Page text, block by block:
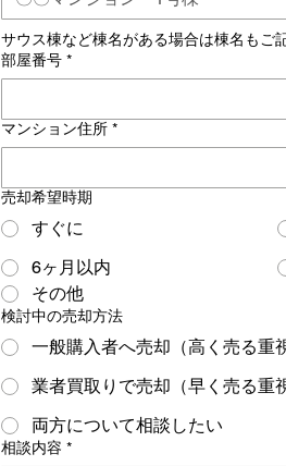
サウス棟など棟名がある場合は棟名もご
部屋番号 *
マンション住所 *
売却希望時期
すぐに
6ヶ月以内
その他
検討中の売却方法
一般購入者へ売却（高く売る重
業者買取りで売却（早く売る重
両方について相談したい
相談内容 *